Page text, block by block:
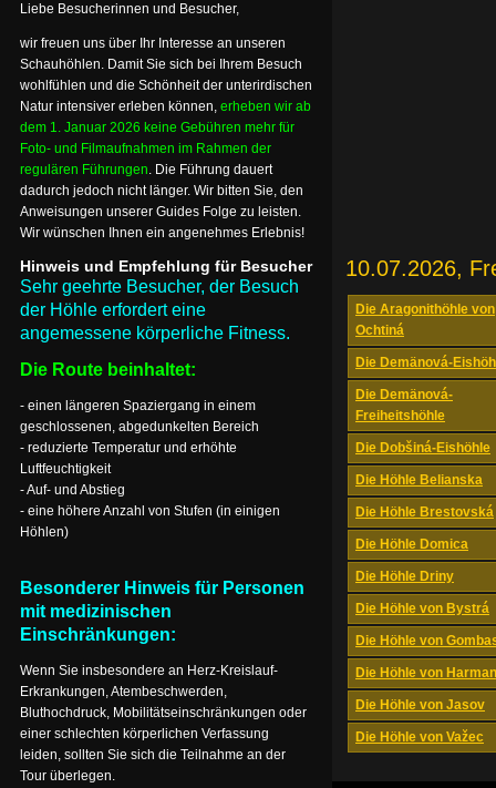
10.07.2026,
Die Aragonithöhle von
Ochtiná
Die Demänová-
Die Demänová-
Freiheitshöhle
Die Dobšiná-Eishöhle
Die Höhle Belianska
Die Höhle Brestovská
Die Höhle Domica
Die Höhle Driny
Die Höhle von Bystrá
Die Höhle von
Die Höhle von
Die Höhle von Jasov
Die Höhle von Važec
Liebe Besucherinnen und Besucher,
wir freuen uns über Ihr Interesse an unseren
Schauhöhlen. Damit Sie sich bei Ihrem Besuch
wohlfühlen und die Schönheit der unterirdischen
Natur intensiver erleben können, erheben wir ab
dem 1. Januar 2026 keine Gebühren mehr für
Foto- und Filmaufnahmen im Rahmen der
regulären Führungen. Die Führung dauert
dadurch jedoch nicht länger. Wir bitten Sie, den
Anweisungen unserer Guides Folge zu leisten.
Wir wünschen Ihnen ein angenehmes Erlebnis!
Hinweis und Empfehlung für Besucher
Sehr geehrte Besucher, der Besuch
der Höhle erfordert eine
angemessene körperliche Fitness.
Die Route beinhaltet:
- einen längeren Spaziergang in einem
geschlossenen, abgedunkelten Bereich
- reduzierte Temperatur und erhöhte
Luftfeuchtigkeit
- Auf- und Abstieg
- eine höhere Anzahl von Stufen (in einigen
Höhlen)
Besonderer Hinweis für Personen
mit medizinischen
Einschränkungen:
Wenn Sie insbesondere an Herz-Kreislauf-
Erkrankungen, Atembeschwerden,
Bluthochdruck, Mobilitätseinschränkungen oder
einer schlechten körperlichen Verfassung
leiden, sollten Sie sich die Teilnahme an der
Tour überlegen.